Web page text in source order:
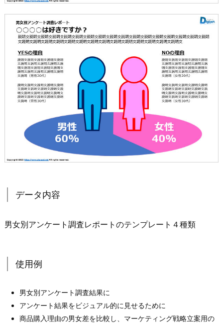
データ内容
男女別アンケート調査レポートのテンプレート４種類
使用例
男女別アンケート調査結果に
アンケート結果をビジュアル的に見せるために
商品購入理由の男女差を比較し、マーケティング戦略立案用の